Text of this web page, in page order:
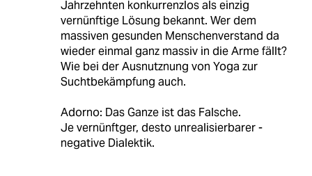
Jahrzehnten konkurrenzlos als einzig
vernünftige Lösung bekannt. Wer dem
massiven gesunden Menschenverstand da
wieder einmal ganz massiv in die Arme fällt?
Wie bei der Ausnutznung von Yoga zur
Suchtbekämpfung auch.
Adorno: Das Ganze ist das Falsche.
Je vernünftger, desto unrealisierbarer -
negative Dialektik.